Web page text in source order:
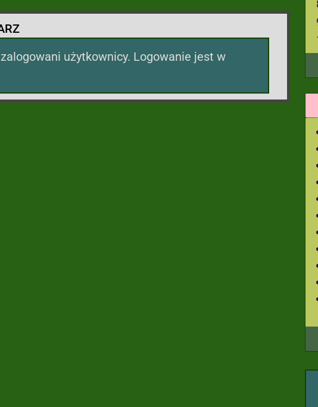
użytkownicy. Logowanie jest w